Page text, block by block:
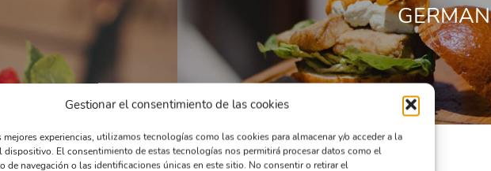
Gestionar el consentimiento de las cookies
mejores experiencias, utilizamos tecnologías como las cookies para almacenar y/o acceder a la
dispositivo. El consentimiento de estas tecnologías nos permitirá procesar datos como el
de navegación o las identificaciones únicas en este sitio. No consentir o retirar el
GERMAN